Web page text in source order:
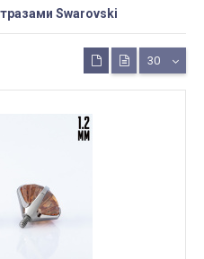
Swarovski
30